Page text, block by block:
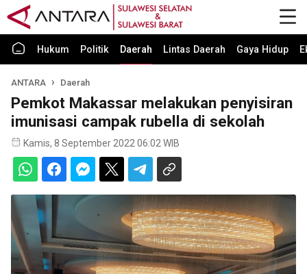
Hukum Politik Daerah Lintas Daerah Gaya Hidup
ANTARA Daerah
Pemkot Makassar melakukan penyisiran
imunisasi campak rubella di sekolah
Kamis, 8 September 2022 06:02 WIB